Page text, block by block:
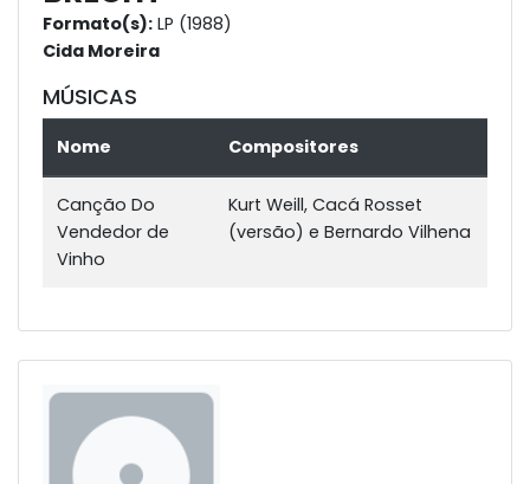
Formato(s): LP (1988)
Cida Moreira
MÚSICAS
Nome Compositores
Canção Do
Vendedor de
Vinho
Kurt Weill, Cacá Rosset
(versão) e Bernardo Vilhena